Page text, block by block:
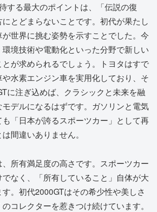
する最大のポイントは、「伝説の復
とどまらないことです。初代が果たし
世界に挑む姿勢を示すことでした。今
境技術や電動化といった分野で新しい
が求められるでしょう。トヨタはすで
水素エンジン車を実用化しており、そ
に注ぎ込めば、クラシックと未来を融
デルになるはずです。ガソリンと電気
「日本が誇るスポーツカー」として再
間違いありません。
、所有満足度の高さです。スポーツカー
なく、「所有していること」自体が大
。初代2000GTはその希少性や美しさ
コレクターを惹きつけ続けています。